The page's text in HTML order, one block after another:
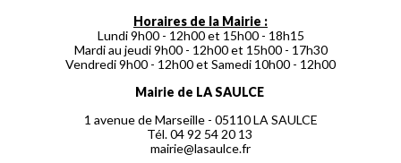
Horaires de la Mairie :
Lundi 9h00 - 12h00 et 15h00 - 18h15
Mardi au jeudi 9h00 - 12h00 et 15h00 - 17h30
Vendredi 9h00 - 12h00 et Samedi 10h00 - 12h00
Mairie de LA SAULCE
1 avenue de Marseille - 05110 LA SAULCE
Tél. 04 92 54 20 13
mairie@lasaulce.fr